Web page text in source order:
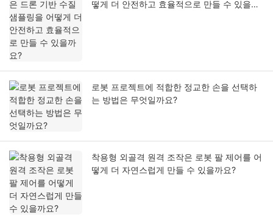
떻게 더 안전하고 효율적으로 만들 수 있을까
로봇 프로젝트에 적합한 정교한 손을 선택하
는 방법은 무엇일까요?
착용형 외골격 원격 조작은 로봇 팔 제어를 어
떻게 더 자연스럽게 만들 수 있을까요?